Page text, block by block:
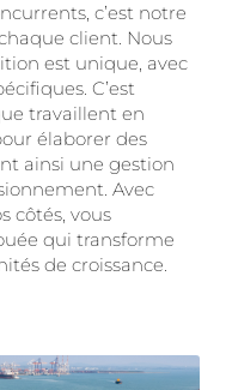
c’est notre
client. Nous
est unique, avec
C’est
travaillent en
élaborer des
ainsi une gestion
Avec
côtés, vous
qui transforme
de croissance.